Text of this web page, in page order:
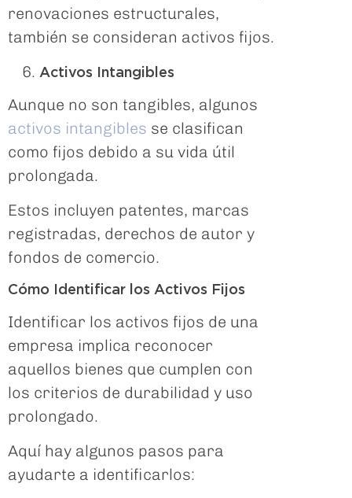
renovaciones estructurales,
también se consideran activos fijos.
Activos Intangibles
Aunque no son tangibles, algunos
activos intangibles se clasifican
como fijos debido a su vida útil
prolongada.
Estos incluyen patentes, marcas
registradas, derechos de autor y
fondos de comercio.
Cómo Identificar los Activos Fijos
Identificar los activos fijos de una
empresa implica reconocer
aquellos bienes que cumplen con
los criterios de durabilidad y uso
prolongado.
Aquí hay algunos pasos para
ayudarte a identificarlos: